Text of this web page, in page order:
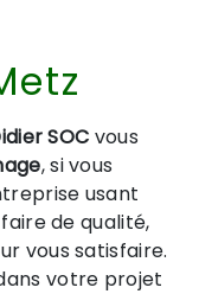
SOC vous
, si vous
usant
de qualité,
vous satisfaire.
votre projet